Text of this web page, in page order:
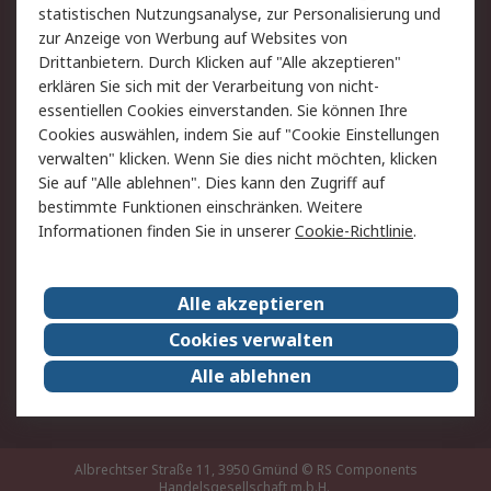
Hilfe
Rechtliches
RS Verkaufs- und
Lieferbedingungen
Datenschutz
Cookie-Richtlinie
Zahlungsbedingungen
Impressum
Webseite Konditionen
RS weltweit
Karriere bei RS
Nachhaltigkeit
Qualität/Zertifikate
Presse-Center
Event-Center
Albrechtser Straße 11, 3950 Gmünd © RS Components
statistischen Nutzungsanalyse, zur Personalisierung und
zur Anzeige von Werbung auf Websites von
Drittanbietern. Durch Klicken auf "Alle akzeptieren"
erklären Sie sich mit der Verarbeitung von nicht-
essentiellen Cookies einverstanden. Sie können Ihre
Cookies auswählen, indem Sie auf "Cookie Einstellungen
verwalten" klicken. Wenn Sie dies nicht möchten, klicken
Sie auf "Alle ablehnen". Dies kann den Zugriff auf
bestimmte Funktionen einschränken. Weitere
Informationen finden Sie in unsererCookie-Richtlinie.
Alle akzeptieren
Cookies verwalten
Alle ablehnen